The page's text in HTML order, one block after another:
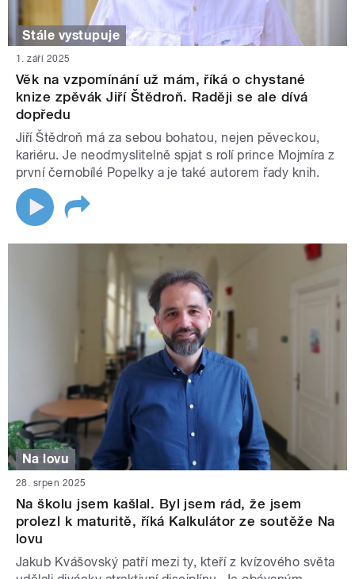
Stále vystupuje
1. září 2025
Věk na vzpomínání už mám, říká o chystané
knize zpěvák Jiří Štědroň. Raději se ale dívá
dopředu
Jiří Štědroň má za sebou bohatou, nejen pěveckou,
kariéru. Je neodmyslitelně spjat s rolí prince Mojmíra z
první černobílé Popelky a je také autorem řady knih.
Na lovu
28. srpen 2025
Na školu jsem kašlal. Byl jsem rád, že jsem
prolezl k maturitě, říká Kalkulátor ze soutěže Na
lovu
Jakub Kvášovský patří mezi ty, kteří z kvízového světa